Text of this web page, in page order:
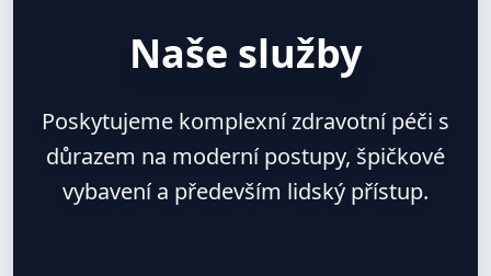
Naše služby
Poskytujeme komplexní zdravotní péči s
důrazem na moderní postupy, špičkové
vybavení a především lidský přístup.